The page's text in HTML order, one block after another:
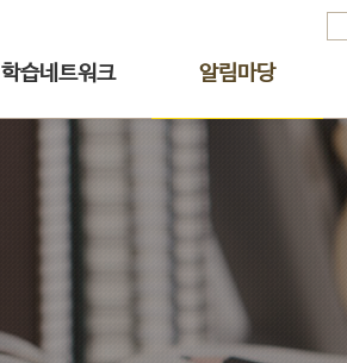
학습네트워크 알림마당